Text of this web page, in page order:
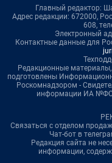
Главный редактор:
Адрес редакции: 672000,
608,
Электронный
Контактные данные для
Редакционные
подготовлены
Роскомнадзором -
информации ИА №ФС
Связаться с отделом
Чат-бот в
Редакция сайта не
информации,